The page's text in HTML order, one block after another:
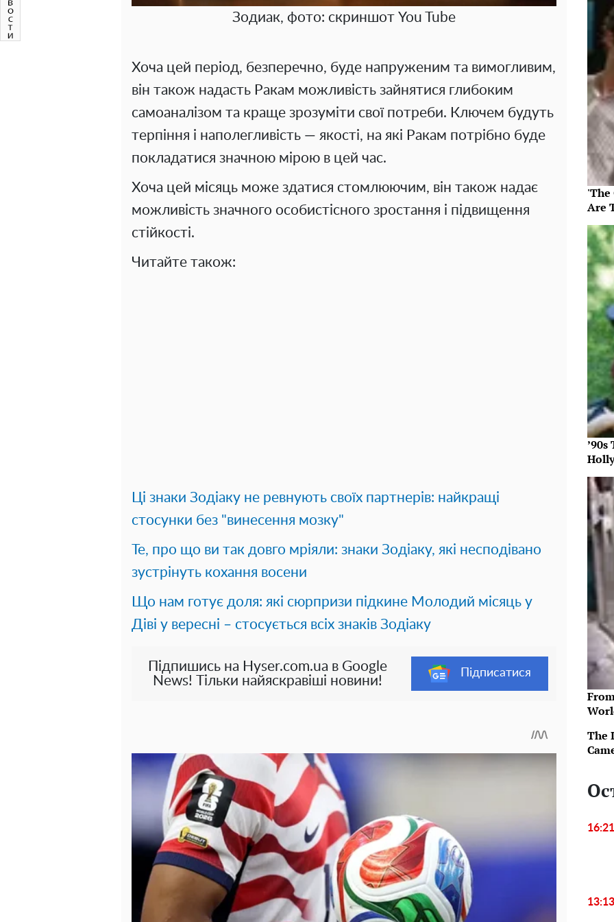
Зодиак, фото: скриншот You Tube
Хоча цей період, безперечно, буде напруженим та вимогливим,
він також надасть Ракам можливість зайнятися глибоким
самоаналізом та краще зрозуміти свої потреби. Ключем будуть
терпіння і наполегливість — якості, на які Ракам потрібно буде
покладатися значною мірою в цей час.
Хоча цей місяць може здатися стомлюючим, він також надає
можливість значного особистісного зростання і підвищення
стійкості.
Читайте також:
Ці знаки Зодіаку не ревнують своїх партнерів: найкращі
стосунки без "винесення мозку"
Те, про що ви так довго мріяли: знаки Зодіаку, які несподівано
зустрінуть кохання восени
Що нам готує доля: які сюрпризи підкине Молодий місяць у
Діві у вересні – стосується всіх знаків Зодіаку
Підпишись на Hyser.com.ua в Google
News! Тільки найяскравіші новини!
Підписатися
'The
Are
The
16:21
13:13